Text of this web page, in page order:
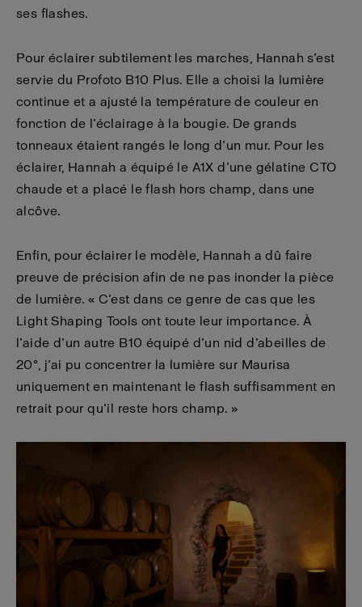
ses flashes.
Pour éclairer subtilement les marches, Hannah s’est
servie du Profoto B10 Plus. Elle a choisi la lumière
continue et a ajusté la température de couleur en
fonction de l’éclairage à la bougie. De grands
tonneaux étaient rangés le long d’un mur. Pour les
éclairer, Hannah a équipé le A1X d’une gélatine CTO
chaude et a placé le flash hors champ, dans une
alcôve.
Enfin, pour éclairer le modèle, Hannah a dû faire
preuve de précision afin de ne pas inonder la pièce
de lumière. « C’est dans ce genre de cas que les
Light Shaping Tools ont toute leur importance. À
l’aide d’un autre B10 équipé d’un nid d’abeilles de
20°, j’ai pu concentrer la lumière sur Maurisa
uniquement en maintenant le flash suffisamment en
retrait pour qu’il reste hors champ. »